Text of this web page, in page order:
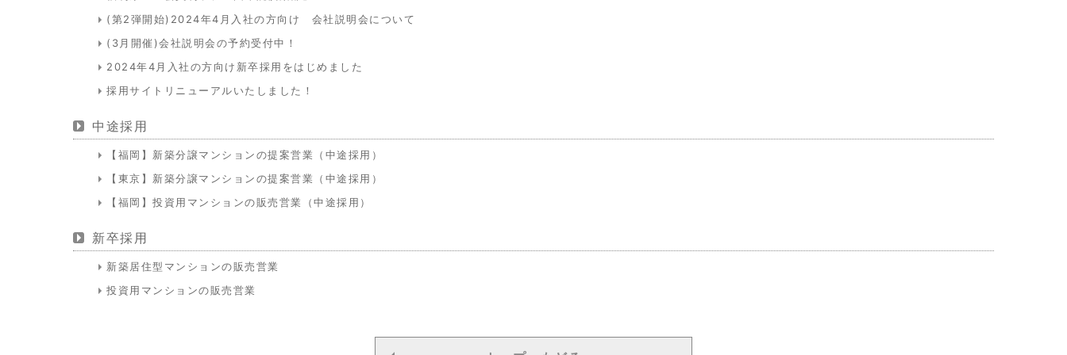
(第2弾開始)2024年4月入社の方向け 会社説明会について
(3月開催)会社説明会の予約受付中！
2024年4月入社の方向け新卒採用をはじめました
採用サイトリニューアルいたしました！
中途採用
【福岡】新築分譲マンションの提案営業（中途採用）
【東京】新築分譲マンションの提案営業（中途採用）
【福岡】投資用マンションの販売営業（中途採用）
新卒採用
新築居住型マンションの販売営業
投資用マンションの販売営業